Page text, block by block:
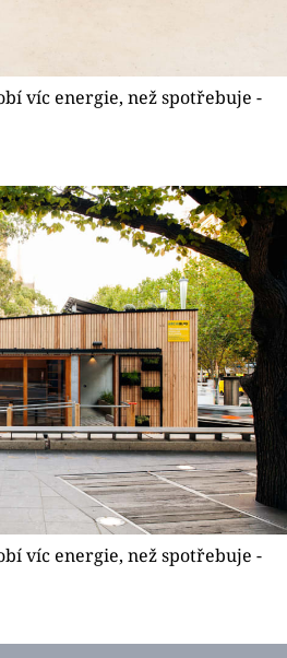
víc energie, než spotřebuje -
víc energie, než spotřebuje -